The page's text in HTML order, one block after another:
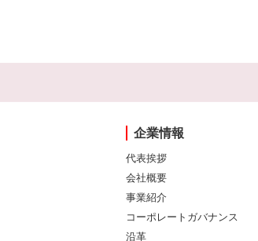
企業情報
代表挨拶
会社概要
事業紹介
コーポレートガバナンス
沿革